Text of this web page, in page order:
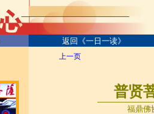
返回《一日一读》
上一页
普贤
─────────
福鼎佛